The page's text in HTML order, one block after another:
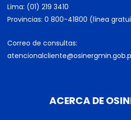
Lima: (01) 219 3410
Provincias: 0 800-41800 (línea
Correo de consultas:
ACERCA DE